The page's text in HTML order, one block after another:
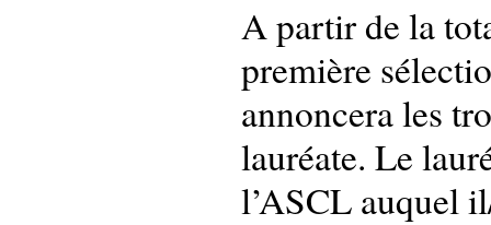
A partir de la
première
annoncera les
lauréate. Le
l’ASCL auquel